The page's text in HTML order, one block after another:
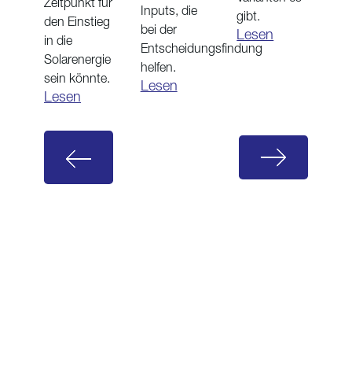
den Einstieg
in die
Solarenergie
sein könnte.
Lesen
Inputs, die
bei der
Entscheidungsfindung
helfen.
Lesen
gibt.
Lesen